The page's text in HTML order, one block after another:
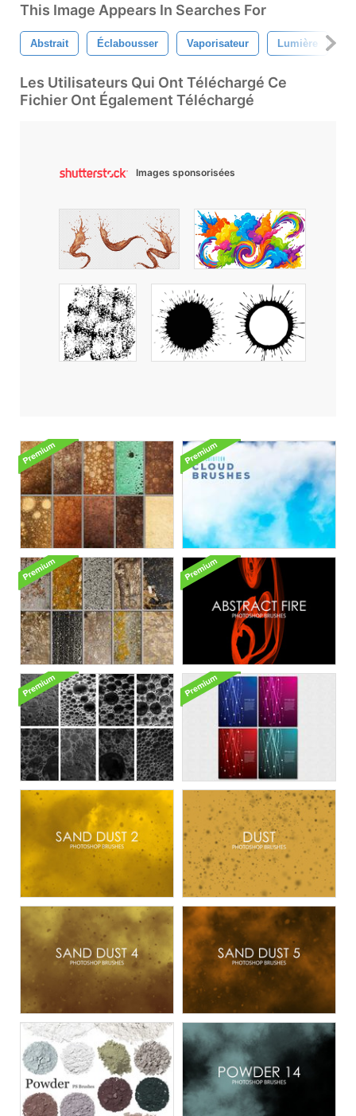
This Image Appears In Searches For
Abstrait Éclabousser Vaporisateur Lumière
Les Utilisateurs Qui Ont Téléchargé Ce
Fichier Ont Également Téléchargé
Images sponsorisées